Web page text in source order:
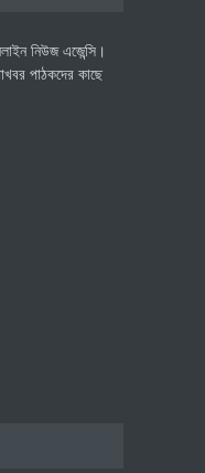
নিউজ এজেন্সি।
পাঠকদের কাছে